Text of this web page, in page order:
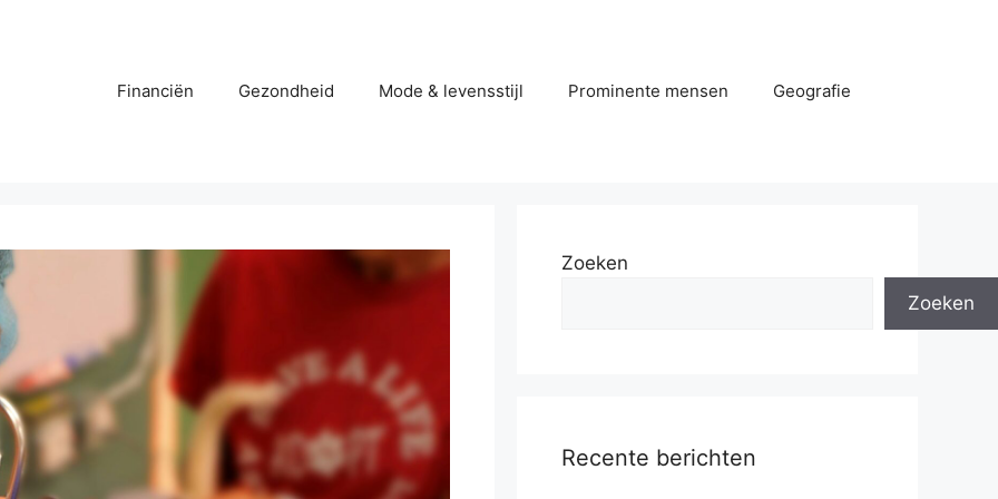
Financiën Gezondheid Mode & levensstijl Prominente mensen Geografie
Zoeken
Zoeken
Recente berichten